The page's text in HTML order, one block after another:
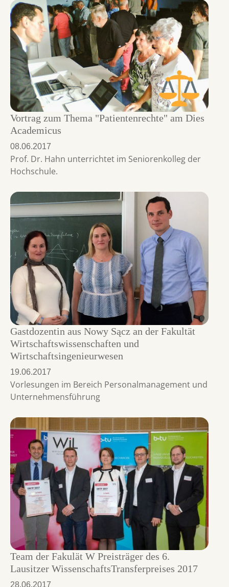
Vortrag zum Thema "Patientenrechte" am Dies
Academicus
08.06.2017
Prof. Dr. Hahn unterrichtet im Seniorenkolleg der
Hochschule.
Gastdozentin aus Nowy Sącz an der Fakultät
Wirtschaftswissenschaften und
Wirtschaftsingenieurwesen
19.06.2017
Vorlesungen im Bereich Personalmanagement und
Unternehmensführung
Team der Fakulät W Preisträger des 6.
Lausitzer WissenschaftsTransferpreises 2017
28.06.2017